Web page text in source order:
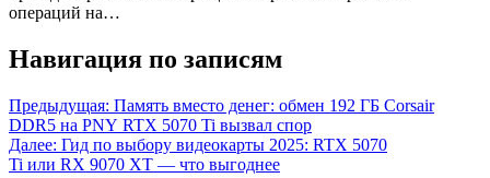
операций на…
Навигация по записям
Предыдущая: Память вместо денег: обмен 192 ГБ Corsair
DDR5 на PNY RTX 5070 Ti вызвал спор
Далее: Гид по выбору видеокарты 2025: RTX 5070
Ti или RX 9070 XT — что выгоднее